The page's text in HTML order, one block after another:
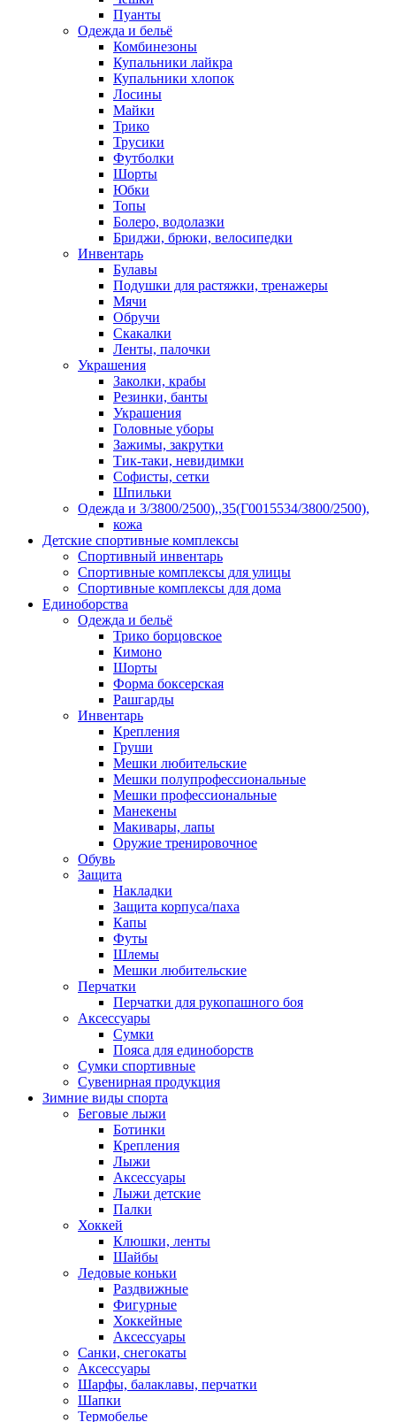
Пуанты
Одежда и бельё
Комбинезоны
Купальники лайкра
Купальники хлопок
Лосины
Майки
Трико
Трусики
Футболки
Шорты
Юбки
Топы
Болеро, водолазки
Бриджи, брюки, велосипедки
Инвентарь
Булавы
Подушки для растяжки, тренажеры
Мячи
Обручи
Скакалки
Ленты, палочки
Украшения
Заколки, крабы
Резинки, банты
Украшения
Головные уборы
Зажимы, закрутки
Тик-таки, невидимки
Софисты, сетки
Шпильки
Одежда и 3/3800/2500),,35(Г0015534/3800/2500),
кожа
Детские спортивные комплексы
Спортивный инвентарь
Спортивные комплексы для улицы
Спортивные комплексы для дома
Единоборства
Одежда и бельё
Трико борцовское
Кимоно
Шорты
Форма боксерская
Рашгарды
Инвентарь
Крепления
Груши
Мешки любительские
Мешки полупрофессиональные
Мешки профессиональные
Манекены
Макивары, лапы
Оружие тренировочное
Обувь
Защита
Накладки
Защита корпуса/паха
Капы
Футы
Шлемы
Мешки любительские
Перчатки
Перчатки для рукопашного боя
Аксессуары
Сумки
Пояса для единоборств
Сумки спортивные
Сувенирная продукция
Зимние виды спорта
Беговые лыжи
Ботинки
Крепления
Лыжи
Аксессуары
Лыжи детские
Палки
Хоккей
Клюшки, ленты
Шайбы
Ледовые коньки
Раздвижные
Фигурные
Хоккейные
Аксессуары
Санки, снегокаты
Аксессуары
Шарфы, балаклавы, перчатки
Шапки
Термобелье